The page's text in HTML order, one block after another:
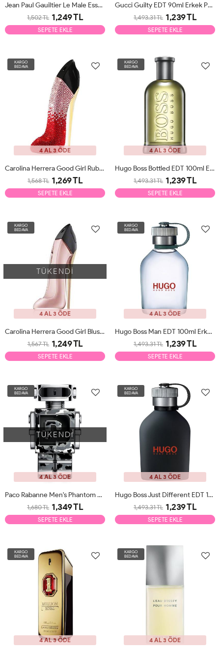
Jean Paul Gauiltier Le Male Essence EDP 125ml Erkek Parfüm Tester
1,502 TL 1,249 TL
SEPETE EKLE
Gucci Guilty EDT 90ml Erkek Parfüm Tester
1,493.31 TL 1,239 TL
SEPETE EKLE
KARGO
BEDAVA
4 AL 3 ÖDE
Carolina Herrera Good Girl Ruby Sparkle EDP 80ml Kadın Parfüm Tester
1,568 TL 1,269 TL
SEPETE EKLE
KARGO
BEDAVA
4 AL 3 ÖDE
Hugo Boss Bottled EDT 100ml Erkek Parfüm Tester
1,493.31 TL 1,239 TL
SEPETE EKLE
KARGO
BEDAVA
4 AL 3 ÖDE
TÜKENDİ
Carolina Herrera Good Girl Blush EDP 80ml Kadın Parfüm Tester
1,567 TL 1,249 TL
SEPETE EKLE
KARGO
BEDAVA
4 AL 3 ÖDE
Hugo Boss Man EDT 100ml Erkek Parfüm Tester
1,493.31 TL 1,239 TL
SEPETE EKLE
KARGO
BEDAVA
4 AL 3 ÖDE
TÜKENDİ
Paco Rabanne Men's Phantom Legion EDT 100ml Erkek Parfüm Tester
1,680 TL 1,349 TL
SEPETE EKLE
KARGO
BEDAVA
4 AL 3 ÖDE
Hugo Boss Just Different EDT 150ml Erkek Parfüm Tester
1,493.31 TL 1,239 TL
SEPETE EKLE
KARGO
BEDAVA
4 AL 3 ÖDE
KARGO
BEDAVA
4 AL 3 ÖDE